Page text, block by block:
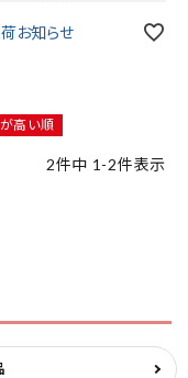
お知らせ
高い順
2件中 1 -2件表示